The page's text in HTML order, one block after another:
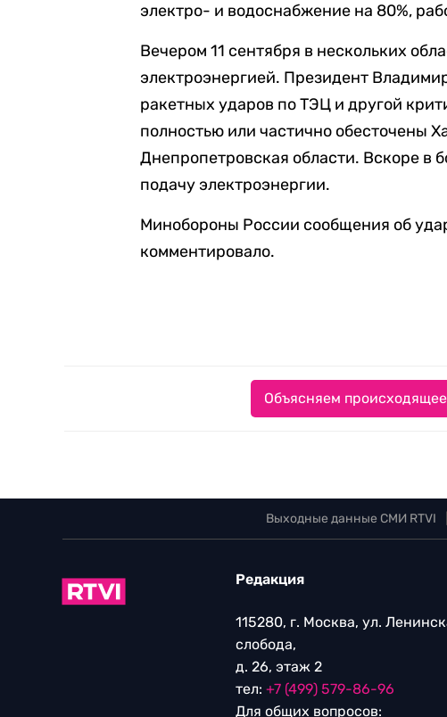
электро- и водоснабжение на 80%,
Вечером 11 сентября в нескольких
электроэнергией. Президент
ракетных ударов по ТЭЦ и другой
полностью или частично обесточены
Днепропетровская области. Вскоре в
подачу электроэнергии.
Минобороны России сообщения об
комментировало.
Объясняем
Выходные данные СМИ RTVI
Редакция
115280, г. Москва, ул.
слобода,
д. 26, этаж 2
тел: +7 (499) 579-86-96
Для общих вопросов: